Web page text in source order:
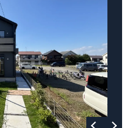
関が評価しています。
通りに施工されているか、建
われます。
た上で、品質を保証していま
】